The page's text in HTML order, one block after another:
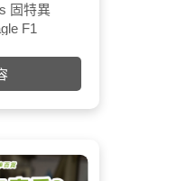
但它們之間是可以互相換
的引擎重，進而增加了車
因此對於輪胎的剛性要求
：電動車扭矩大，起步加
此輪胎需要有足夠的抓地
常會採用特殊的胎紋設計
固特異
F1
測網站